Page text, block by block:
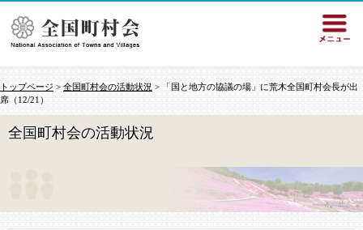
トップページ > 全国町村会の活動状況 > 「国と地方の協議の場」に荒木全国町村会長が出
席（12/21）
全国町村会の活動状況